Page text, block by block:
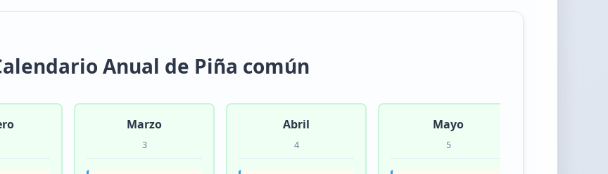
Anual de Piña común
Marzo
3
Abril
4
Mayo
5